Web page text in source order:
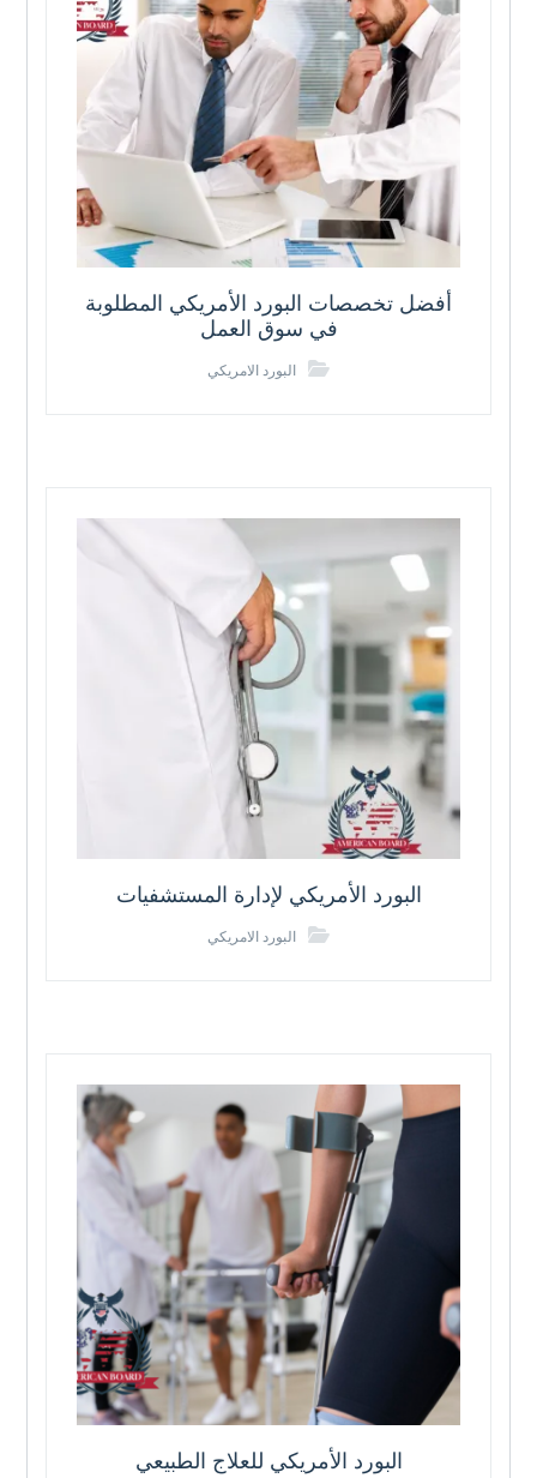
أفضل تخصصات البورد الأمريكي المطلوبة
في سوق العمل
البورد الامريكي
البورد الأمريكي لإدارة المستشفيات
البورد الامريكي
البورد الأمريكي للعلاج الطبيعي